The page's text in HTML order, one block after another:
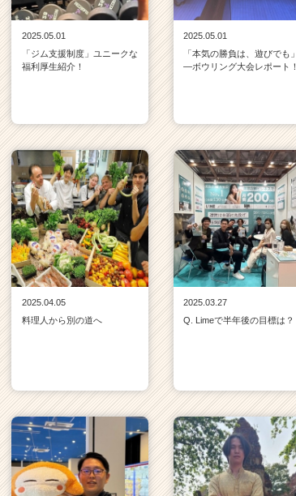
2025.05.01
「ジム支援制度」ユニークな
福利厚生紹介！
2025.05.01
「本気の勝負は、遊びでも」
—ボウリング大会レポート！
2025.04.05
料理人から別の道へ
2025.03.27
Q. Limeで半年後の目標は？